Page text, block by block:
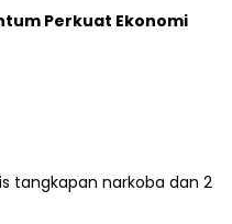
Perkuat Ekonomi